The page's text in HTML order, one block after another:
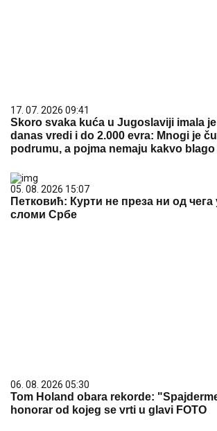
17. 07. 2026 09:41
Skoro svaka kuća u Jugoslaviji imala
danas vredi i do 2.000 evra: Mnogi je
podrumu, a pojma nemaju kakvo blago
05. 08. 2026 15:07
Петковић: Курти не преза ни од
сломи Србе
06. 08. 2026 05:30
Tom Holand obara rekorde:
honorar od kojeg se vrti u glavi FOTO